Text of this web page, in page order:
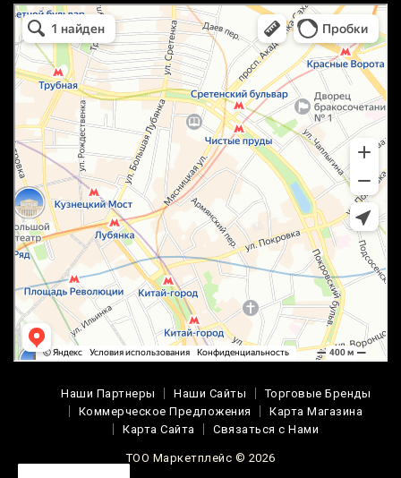
маркетплейс охотный ряд в Москве
Москва
Наши Партнеры Наши Сайты
Торговые Бренды
Коммерческое Предложения
Карта Магазина
Карта Сайта
Связаться с Нами
ТОО Маркетплейс © 2026